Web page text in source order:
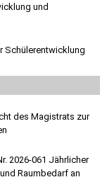
und
Schülerentwicklung
des Magistrats zur
2026-061 Jährlicher
Raumbedarf an